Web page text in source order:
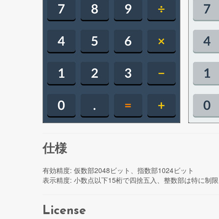
仕様
有効精度: 仮数部2048ビット、指数部1024ビット
表示精度: 小数点以下15桁で四捨五入、整数部は特に制
License